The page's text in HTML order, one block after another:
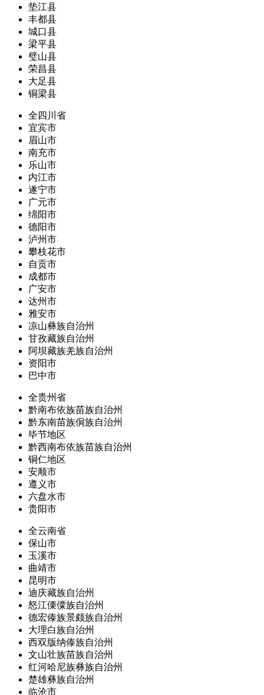
垫江县
丰都县
城口县
梁平县
璧山县
荣昌县
大足县
铜梁县
全四川省
宜宾市
眉山市
南充市
乐山市
内江市
遂宁市
广元市
绵阳市
德阳市
泸州市
攀枝花市
自贡市
成都市
广安市
达州市
雅安市
凉山彝族自治州
甘孜藏族自治州
阿坝藏族羌族自治州
资阳市
巴中市
全贵州省
黔南布依族苗族自治州
黔东南苗族侗族自治州
毕节地区
黔西南布依族苗族自治州
铜仁地区
安顺市
遵义市
六盘水市
贵阳市
全云南省
保山市
玉溪市
曲靖市
昆明市
迪庆藏族自治州
怒江傈僳族自治州
德宏傣族景颇族自治州
大理白族自治州
西双版纳傣族自治州
文山壮族苗族自治州
红河哈尼族彝族自治州
楚雄彝族自治州
临沧市